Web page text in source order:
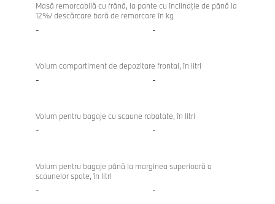
Masă remorcabilă cu frână, la pante cu înclinaţie de până la
12%/ descărcare bară de remorcare în kg
- -
Volum compartiment de depozitare frontal, în litri
- -
Volum pentru bagaje cu scaune rabatate, în litri
- -
Volum pentru bagaje până la marginea superioară a
scaunelor spate, în litri
- -